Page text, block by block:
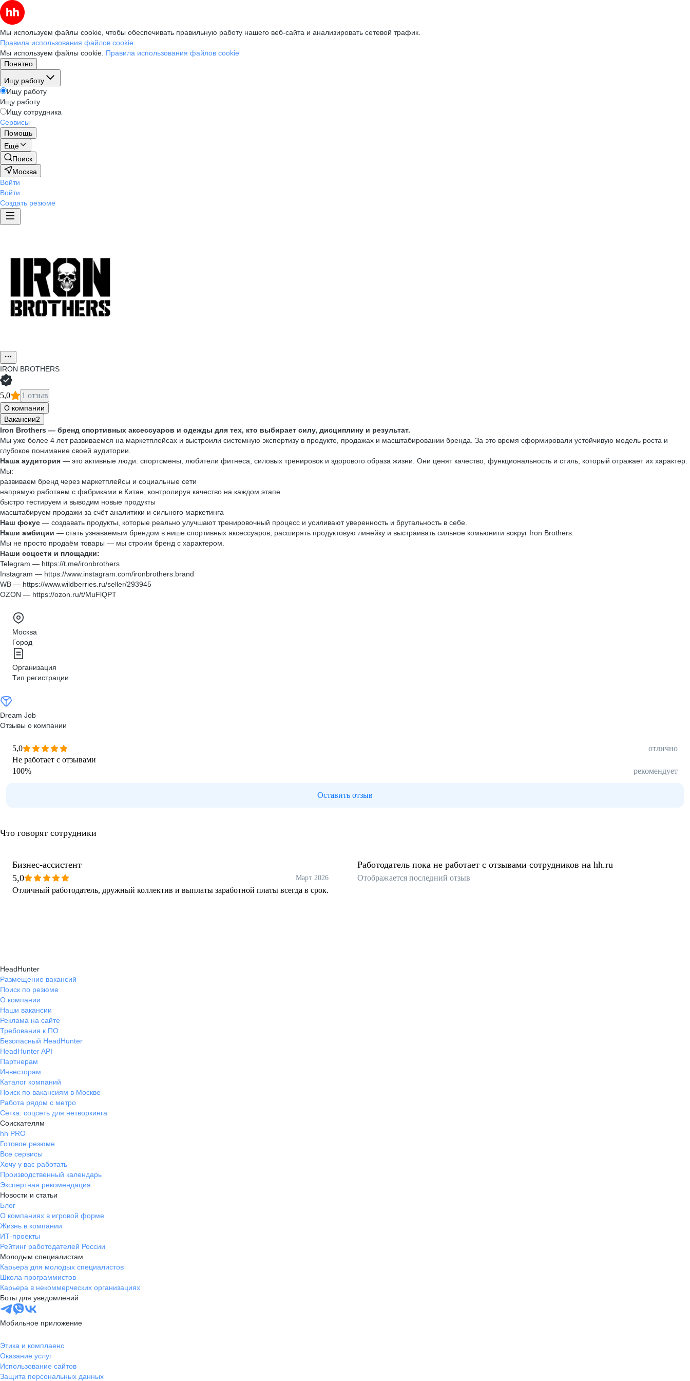
Мы используем файлы cookie, чтобы обеспечивать правильную работу нашего веб-сайта и анализировать сетевой трафик.
Правила использования файлов cookie
Мы используем файлы cookie. Правила использования файлов cookie
Понятно
Ищу работу
Ищу работу
Ищу работу
Ищу сотрудника
Сервисы
Помощь
Ещё
Поиск
Москва
Войти
Войти
Создать резюме
IRON BROTHERS
5,0 1 отзыв
О компании
Вакансии2
Iron Brothers — бренд спортивных аксессуаров и одежды для тех, кто выбирает силу, дисциплину и результат.
Мы уже более 4 лет развиваемся на маркетплейсах и выстроили системную экспертизу в продукте, продажах и масштабировании бренда. За это время сформировали устойчивую модель роста и
глубокое понимание своей аудитории.
Наша аудитория — это активные люди: спортсмены, любители фитнеса, силовых тренировок и здорового образа жизни. Они ценят качество, функциональность и стиль, который отражает их характер.
Мы:
развиваем бренд через маркетплейсы и социальные сети
напрямую работаем с фабриками в Китае, контролируя качество на каждом этапе
быстро тестируем и выводим новые продукты
масштабируем продажи за счёт аналитики и сильного маркетинга
Наш фокус — создавать продукты, которые реально улучшают тренировочный процесс и усиливают уверенность и брутальность в себе.
Наши амбиции — стать узнаваемым брендом в нише спортивных аксессуаров, расширять продуктовую линейку и выстраивать сильное комьюнити вокруг Iron Brothers.
Мы не просто продаём товары — мы строим бренд с характером.
Наши соцсети и площадки:
Telegram — https://t.me/ironbrothers
Instagram — https://www.instagram.com/ironbrothers.brand
WB — https://www.wildberries.ru/seller/293945
OZON — https://ozon.ru/t/MuFlQPT
Москва
Город
Организация
Тип регистрации
Dream Job
Отзывы о компании
5,0
отлично
Не работает с отзывами
100% рекомендует
Оставить отзыв
Что говорят сотрудники
Бизнес-ассистент
5,0
Март 2026
Отличный работодатель, дружный коллектив и выплаты заработной платы всегда в срок.
Работодатель пока не работает с отзывами сотрудников на hh.ru
Отображается последний отзыв
HeadHunter
Размещение вакансий
Поиск по резюме
О компании
Наши вакансии
Реклама на сайте
Требования к ПО
Безопасный HeadHunter
HeadHunter API
Партнерам
Инвесторам
Каталог компаний
Поиск по вакансиям в Москве
Работа рядом с метро
Сетка: соцсеть для нетворкинга
Соискателям
hh PRO
Готовое резюме
Все сервисы
Хочу у вас работать
Производственный календарь
Экспертная рекомендация
Новости и статьи
Блог
О компаниях в игровой форме
Жизнь в компании
ИТ-проекты
Рейтинг работодателей России
Молодым специалистам
Карьера для молодых специалистов
Школа программистов
Карьера в некоммерческих организациях
Боты для уведомлений
Мобильное приложение
Этика и комплаенс
Оказание услуг
Использование сайтов
Защита персональных данных